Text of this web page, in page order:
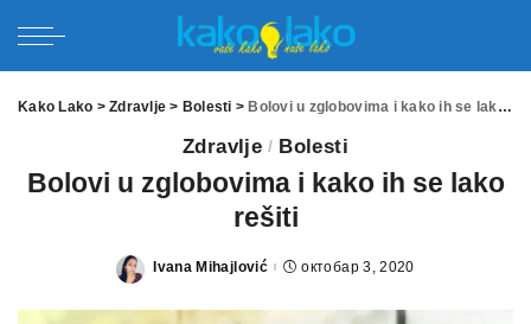
Kako Lako >Zdravlje > Bolesti > Bolovi u zglobovima i kako ih se lako rešiti
Zdravlje Bolesti
Bolovi u zglobovima i kako ih se lako
rešiti
Posted
Ivana Mihajlović октобар 3, 2020